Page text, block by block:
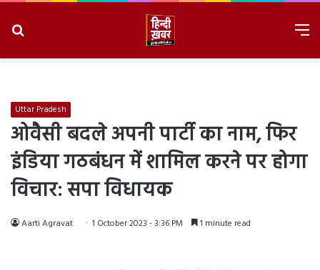
Uttar Pradesh
ओवैसी बदले अपनी पार्टी का नाम, फिर
इंडिया गठबंधन में शामिल करने पर होगा
विचार: सपा विधायक
Aarti Agravat 1 October 2023 - 3:36 PM 1 minute read